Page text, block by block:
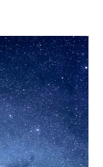
たが輝き、切
イスを参考にし